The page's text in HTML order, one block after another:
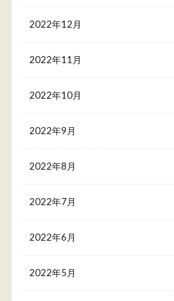
2022年12月
2022年11月
2022年10月
2022年9月
2022年8月
2022年7月
2022年6月
2022年5月